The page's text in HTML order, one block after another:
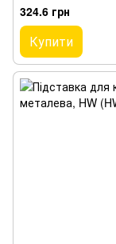
324.6 грн
Купити